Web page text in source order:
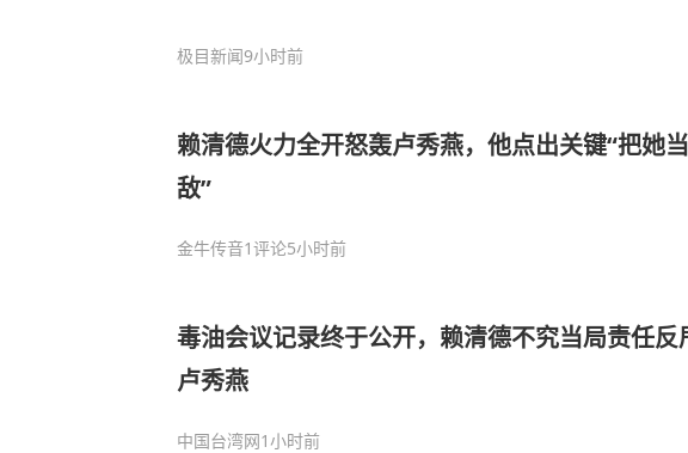
极目新闻9小时前
赖清德火力全开怒轰卢秀燕，他点出关键“把她
敌”
金牛传音1评论5小时前
毒油会议记录终于公开，赖清德不究当局责任反
卢秀燕
中国台湾网1小时前